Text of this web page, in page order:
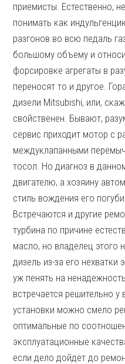
приемисты. Естественно,
понимать как
разгонов во всю педаль
большому объему и
форсировке агрегаты в
переносят то и другое.
дизели Mitsubishi, или,
свойственен. Бывают,
сервис приходит мотор с
междуклапанными
тосол. Но диагноз в
двигателю, а хозяину
стиль вождения его
Встречаются и другие
турбина по причине
масло, но владелец этого
дизель из-за его нехватки
уж пенять на
встречается решительно
установки можно смело
оптимальные по
эксплуатационные
если дело дойдет до